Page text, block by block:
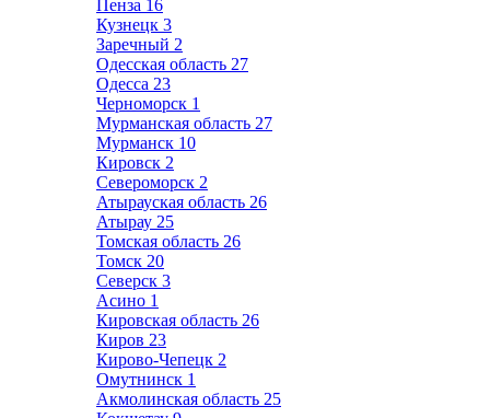
Пенза 16
Кузнецк 3
Заречный 2
Одесская область 27
Одесса 23
Черноморск 1
Мурманская область 27
Мурманск 10
Кировск 2
Североморск 2
Атырауская область 26
Атырау 25
Томская область 26
Томск 20
Северск 3
Асино 1
Кировская область 26
Киров 23
Кирово-Чепецк 2
Омутнинск 1
Акмолинская область 25